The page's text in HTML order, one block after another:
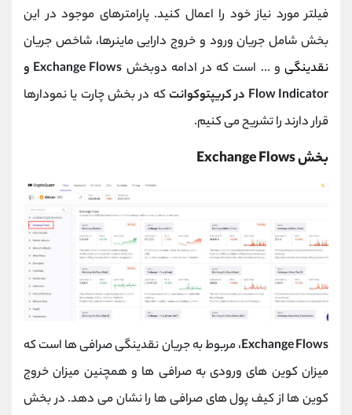
فیلتر مورد نیاز خود را اعمال کنید. پارامترهای موجود در این
بخش شامل جریان ورود و خروج دارایی ماینرها، شاخص جریان
نقدینگیو ... است که در ادامه دوبخش
Exchange Flows و
Flow Indicator در کریپتوکوانت
که در بخش چارت یا نمودارها
قرار دارند را تشریح می کنیم.
بخش Exchange Flows
Exchange Flows، مربوط به جریان نقدینگی صرافی ها است که
میزان کوین های ورودی به صرافی ها و همچنین میزان خروج
کوین ها از کیف پول های صرافی ها را نشان می دهد. در بخش